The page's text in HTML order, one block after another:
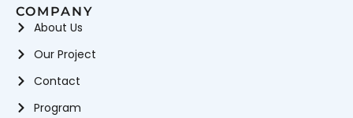
COMPANY
About Us
Our Project
Contact
Program